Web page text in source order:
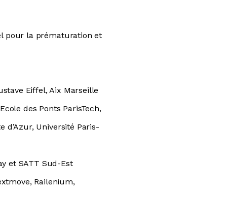
pour la prématuration et
Eiffel, Aix Marseille
des Ponts ParisTech,
d’Azur, Université Paris-
et SATT Sud-Est
Railenium,